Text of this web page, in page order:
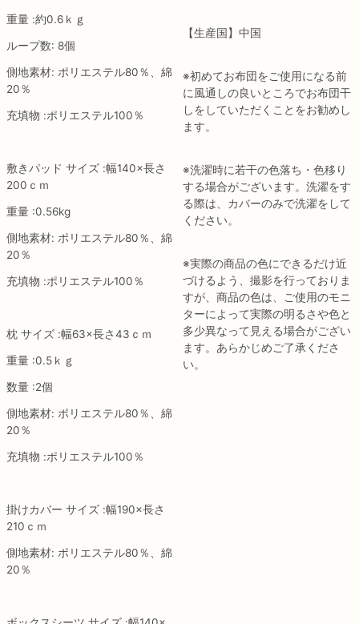
重量 :約0.6ｋｇ
ループ数: 8個
側地素材: ポリエステル80％、綿
20％
充填物 :ポリエステル100％
敷きパッド サイズ :幅140×長さ
200ｃｍ
重量 :0.56kg
側地素材: ポリエステル80％、綿
20％
充填物 :ポリエステル100％
枕 サイズ :幅63×長さ43ｃｍ
重量 :0.5ｋｇ
数量 :2個
側地素材: ポリエステル80％、綿
20％
充填物 :ポリエステル100％
掛けカバー サイズ :幅190×長さ
210ｃｍ
側地素材: ポリエステル80％、綿
20％
【生産国】中国
※初めてお布団をご使用になる前
に風通しの良いところでお布団干
しをしていただくことをお勧めし
ます。
※洗濯時に若干の色落ち・色移り
する場合がございます。洗濯をす
る際は、カバーのみで洗濯をして
ください。
※実際の商品の色にできるだけ近
づけるよう、撮影を行っておりま
すが、商品の色は、ご使用のモニ
ターによって実際の明るさや色と
多少異なって見える場合がござい
ます。あらかじめご了承くださ
い。